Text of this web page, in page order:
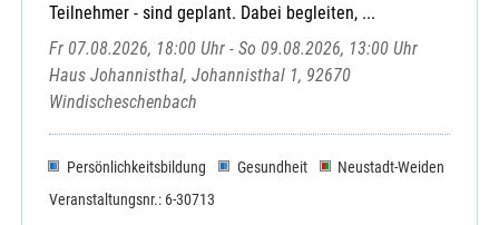
Teilnehmer - sind geplant. Dabei begleiten, ...
Fr 07.08.2026, 18:00 Uhr - So 09.08.2026, 13:00 Uhr
Haus Johannisthal, Johannisthal 1, 92670
Windischeschenbach
Persönlichkeitsbildung Gesundheit
Neustadt-Weiden
Veranstaltungsnr.: 6-30713